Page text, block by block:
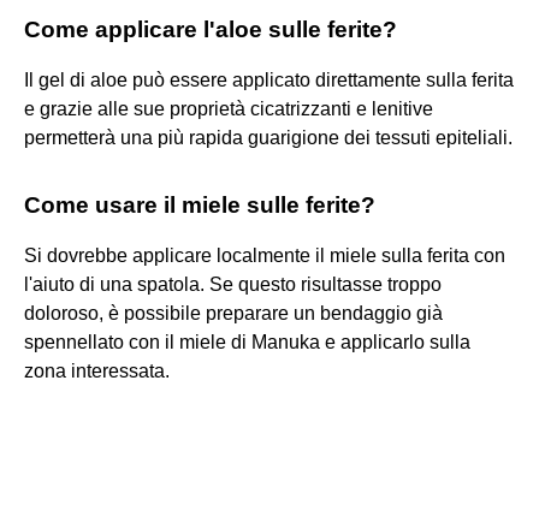
Come applicare l'aloe sulle ferite?
Il gel di aloe può essere applicato direttamente sulla ferita
e grazie alle sue proprietà cicatrizzanti e lenitive
permetterà una più rapida guarigione dei tessuti epiteliali.
Come usare il miele sulle ferite?
Si dovrebbe applicare localmente il miele sulla ferita con
l'aiuto di una spatola. Se questo risultasse troppo
doloroso, è possibile preparare un bendaggio già
spennellato con il miele di Manuka e applicarlo sulla
zona interessata.